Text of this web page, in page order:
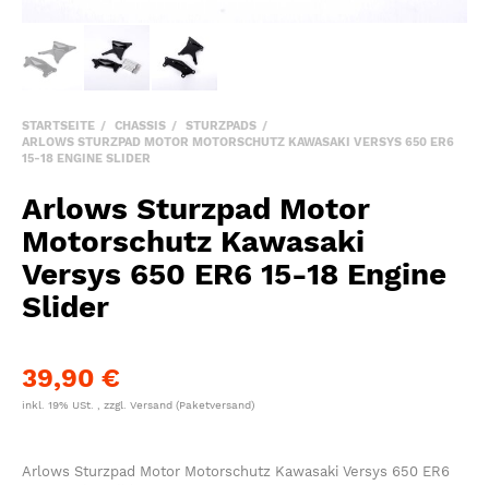
STARTSEITE CHASSIS
STURZPADS
ARLOWS STURZPAD MOTOR MOTORSCHUTZ KAWASAKI VERSYS 650 ER6
15-18 ENGINE SLIDER
Arlows Sturzpad Motor
Motorschutz Kawasaki
Versys 650 ER6 15-18 Engine
Slider
39,90 €
inkl. 19% USt. , zzgl. Versand (Paketversand)
Arlows Sturzpad Motor Motorschutz Kawasaki Versys 650 ER6